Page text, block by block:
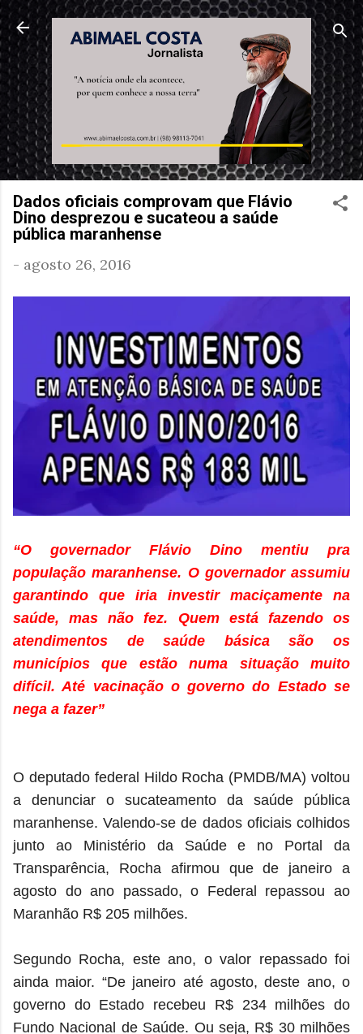
Pular para o conteúdo principal
Dados oficiais comprovam que Flávio
Dino desprezou e sucateou a saúde
pública maranhense
- agosto 26, 2016
“O governador Flávio Dino mentiu pra
população maranhense. O governador assumiu
garantindo que iria investir maciçamente na
saúde, mas não fez. Quem está fazendo os
atendimentos de saúde básica são os
municípios que estão numa situação muito
difícil. Até vacinação o governo do Estado se
nega a fazer”
O deputado federal Hildo Rocha (PMDB/MA) voltou
a denunciar o sucateamento da saúde pública
maranhense. Valendo-se de dados oficiais colhidos
junto ao Ministério da Saúde e no Portal da
Transparência, Rocha afirmou que de janeiro a
agosto do ano passado, o Federal repassou ao
Maranhão R$ 205 milhões.
Segundo Rocha, este ano, o valor repassado foi
ainda maior. “De janeiro até agosto, deste ano, o
governo do Estado recebeu R$ 234 milhões do
Fundo Nacional de Saúde. Ou seja, R$ 30 milhões